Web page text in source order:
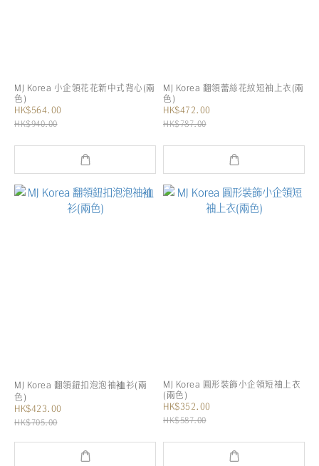
MJ Korea 小企領花花新中式背心(兩
色)
HK$564.00
HK$940.00
MJ Korea 翻領蕾絲花紋短袖上衣(兩
色)
HK$472.00
HK$787.00
MJ Korea 翻領鈕扣泡泡袖裇衫(兩
色)
HK$423.00
HK$705.00
MJ Korea 圓形裝飾小企領短袖上衣
(兩色)
HK$352.00
HK$587.00